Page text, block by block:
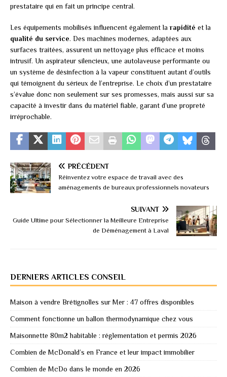
prestataire qui en fait un principe central.
Les équipements mobilisés influencent également la rapidité et la
qualité du service. Des machines modernes, adaptées aux
surfaces traitées, assurent un nettoyage plus efficace et moins
intrusif. Un aspirateur silencieux, une autolaveuse performante ou
un système de désinfection à la vapeur constituent autant d’outils
qui témoignent du sérieux de l’entreprise. Le choix d’un prestataire
s’évalue donc non seulement sur ses promesses, mais aussi sur sa
capacité à investir dans du matériel fiable, garant d’une propreté
irréprochable.
PRÉCÉDENT
Réinventez votre espace de travail avec des
aménagements de bureaux professionnels novateurs
SUIVANT
Guide Ultime pour Sélectionner la Meilleure Entreprise
de Déménagement à Laval
DERNIERS ARTICLES CONSEIL
Maison à vendre Brétignolles sur Mer : 47 offres disponibles
Comment fonctionne un ballon thermodynamique chez vous
Maisonnette 80m2 habitable : réglementation et permis 2026
Combien de McDonald’s en France et leur impact immobilier
Combien de McDo dans le monde en 2026